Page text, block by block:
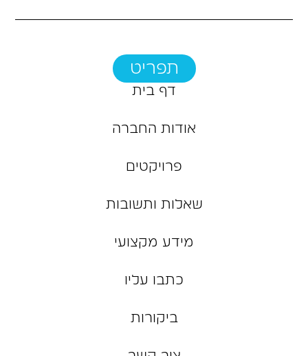
תפריט
דף בית
אודות החברה
פרויקטים
שאלות ותשובות
מידע מקצועי
כתבו עליו
ביקורות